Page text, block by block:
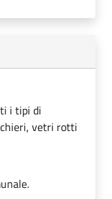
i tipi di
vetri rotti